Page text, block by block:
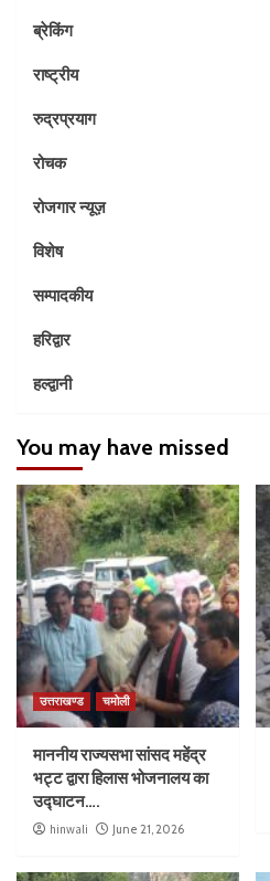
ब्रेकिंग
राष्ट्रीय
रुद्रप्रयाग
रोचक
रोजगार न्यूज़
विशेष
सम्पादकीय
हरिद्वार
हल्द्वानी
You may have missed
उत्तराखण्ड चमोली
माननीय राज्यसभा सांसद महेंद्र
भट्ट द्वारा हिलास भोजनालय का
उद्घाटन….
hinwali June 21, 2026